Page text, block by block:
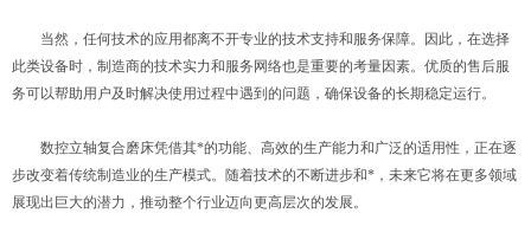
当然，任何技术的应用都离不开专业的技术支持和服务保障。因此，在选择
此类设备时，制造商的技术实力和服务网络也是重要的考量因素。优质的售后服
务可以帮助用户及时解决使用过程中遇到的问题，确保设备的长期稳定运行。
数控立轴复合磨床凭借其*的功能、高效的生产能力和广泛的适用性，正在逐
步改变着传统制造业的生产模式。随着技术的不断进步和*，未来它将在更多领域
展现出巨大的潜力，推动整个行业迈向更高层次的发展。